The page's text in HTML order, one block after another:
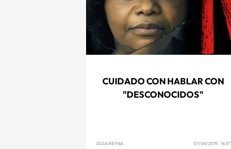
CUIDADO CON HABLAR CON
"DESCONOCIDOS"
OLGA REYNA 07/06/2019 14:37